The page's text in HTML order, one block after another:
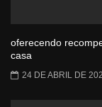
oferecendo
casa
24 DE ABRIL DE